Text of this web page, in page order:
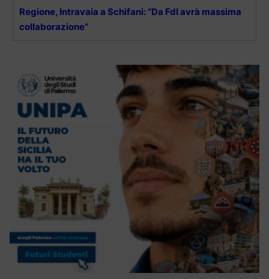
Regione, Intravaia a Schifani: “Da FdI avrà massima
collaborazione”